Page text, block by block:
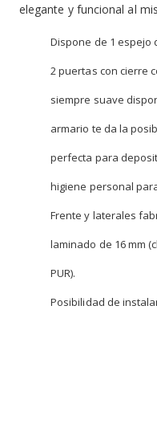
elegante y funcional al
Dispone de 1 espejo
2 puertas con cierre
siempre suave
armario te da la
perfecta para
higiene personal
Frente y laterales
laminado de 16 mm
PUR).
Posibilidad de